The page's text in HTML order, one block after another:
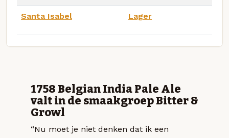
Santa Isabel Lager
1758 Belgian India Pale Ale
valt in de smaakgroep Bitter &
Growl
“Nu moet je niet denken dat ik een